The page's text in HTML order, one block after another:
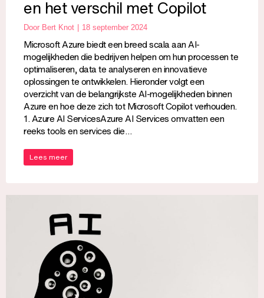
en het verschil met Copilot
Door Bert Knot 18 september 2024
Microsoft Azure biedt een breed scala aan AI-
mogelijkheden die bedrijven helpen om hun processen te
optimaliseren, data te analyseren en innovatieve
oplossingen te ontwikkelen. Hieronder volgt een
overzicht van de belangrijkste AI-mogelijkheden binnen
Azure en hoe deze zich tot Microsoft Copilot verhouden.
1. Azure AI ServicesAzure AI Services omvatten een
reeks tools en services die…
Lees meer